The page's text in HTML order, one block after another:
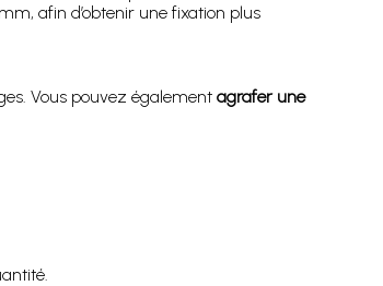
afin d’obtenir une fixation plus
Vous pouvez également agraf­er une